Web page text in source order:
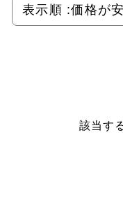
表示順 :価格が
該当す